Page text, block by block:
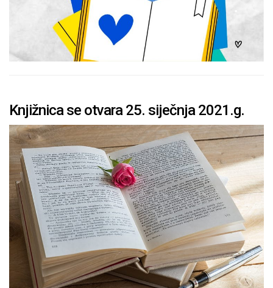
Knjižnica se otvara 25. siječnja 2021.g.